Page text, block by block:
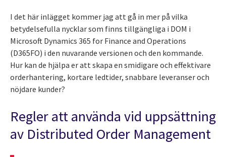
I det här inlägget kommer jag att gå in mer på vilka
betydelsefulla nycklar som finns tillgängliga i DOM i
Microsoft Dynamics 365 for Finance and Operations
(D365FO) i den nuvarande versionen och den kommande.
Hur kan de hjälpa er att skapa en smidigare och effektivare
orderhantering, kortare ledtider, snabbare leveranser och
nöjdare kunder?
Regler att använda vid uppsättning
av Distributed Order Management